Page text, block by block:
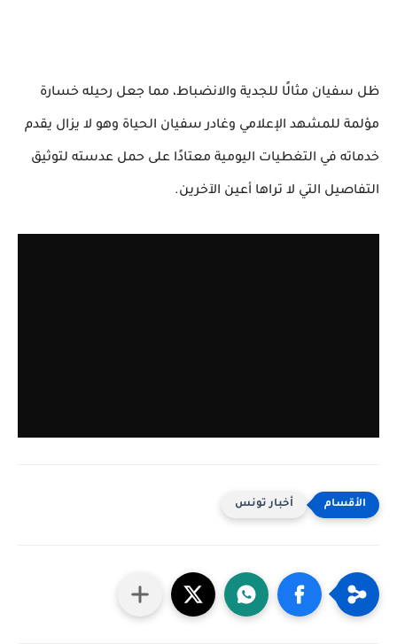
ظل سفيان مثالًا للجدية والانضباط، مما جعل رحيله خسارة
مؤلمة للمشهد الإعلامي وغادر سفيان الحياة وهو لا يزال يقدم
خدماته في التغطيات اليومية معتادًا على حمل عدسته لتوثيق
التفاصيل التي لا تراها أعين الآخرين.
أخبار تونس